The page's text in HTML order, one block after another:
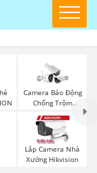
Camera Báo Động
Chống Trộm
Hikvision
Lắp Camera Nhà
Xưởng Hikvision